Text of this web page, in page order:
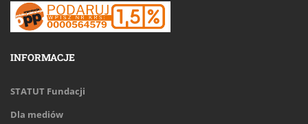
INFORMACJE
STATUT Fundacji
Dla mediów